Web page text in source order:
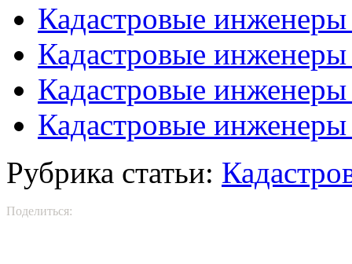
Кадастровые
Кадастровые инженеры
Кадастровые инженеры
Кадастровые
Рубрика статьи:
Поделиться: